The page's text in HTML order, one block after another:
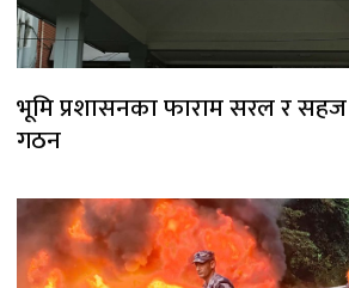
भूमि प्रशासनका फाराम सरल र
गठन